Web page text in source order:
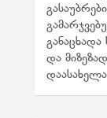
და